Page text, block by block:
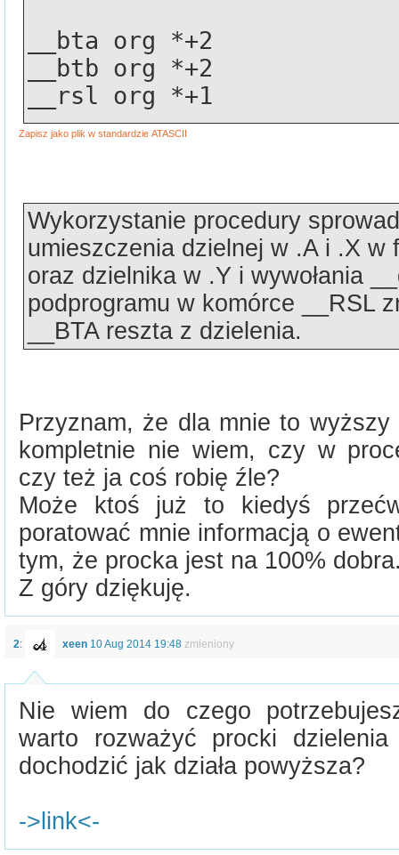
__bta org *+2
__btb org *+2
__rsl org *+1
Wykorzystanie procedury
umieszczenia dzielnej w .A i .X w
oraz dzielnika w .Y i wywołania
podprogramu w komórce __RSL
__BTA reszta z dzielenia.
Przyznam, że dla mnie to
kompletnie nie wiem, czy w
czy też ja coś robię źle?
Może ktoś już to kiedyś
poratować mnie informacją o
tym, że procka jest na 100%
Z góry dziękuję.
2: xeen 10 Aug 2014 19:48 zmieniony
Nie wiem do czego
warto rozważyć procki
dochodzić jak działa powyższa?
->link<-